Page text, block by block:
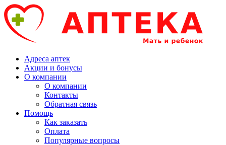
Адреса аптек
Акции и бонусы
О компании
О компании
Контакты
Обратная связь
Помощь
Как заказать
Оплата
Популярные вопросы